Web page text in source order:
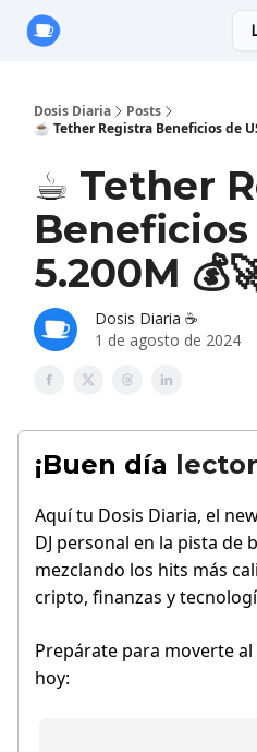
Dosis Diaria
Posts
☕️ Tether Registra Beneficios de
☕️ Tether
Beneficios
5.200M
Dosis Diaria ☕️
1 de agosto de 2024
¡Buen día
Aquí tu Dosis Diaria, el
DJ personal en la pista de
mezclando los hits más
cripto, finanzas y
Prepárate para moverte
hoy: